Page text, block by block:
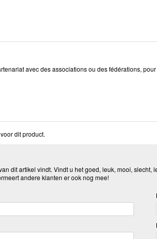
avec des associations ou des fédérations,
dit product.
dit artikel vindt. Vindt u het goed, leuk, mooi,
andere klanten er ook nog mee!